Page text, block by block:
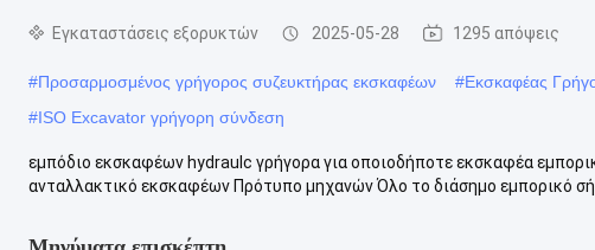
Duration0:00
Auto
Picture-in-Picture
Fullscreen
Εγκαταστάσεις εξορυκτών 2025-05-28 1295 απόψεις
#Προσαρμοσμένος γρήγορος συζευκτήρας εκσκαφέων #Εκσκαφέας
#ISO Excavator γρήγορη σύνδεση
εμπόδιο εκσκαφέων hydraulc γρήγορα για οποιοδήποτε εκσκαφέα
ανταλλακτικό εκσκαφέων Πρότυπο μηχανών Όλο το διάσημο εμπορικό